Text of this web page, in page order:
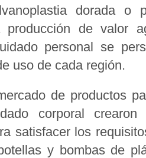
dorada o
producción de valor
personal se
uso de cada región.
de productos
corporal crearon
satisfacer los
y bombas de